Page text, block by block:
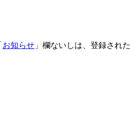
お知らせ 」欄ないしは、登録された